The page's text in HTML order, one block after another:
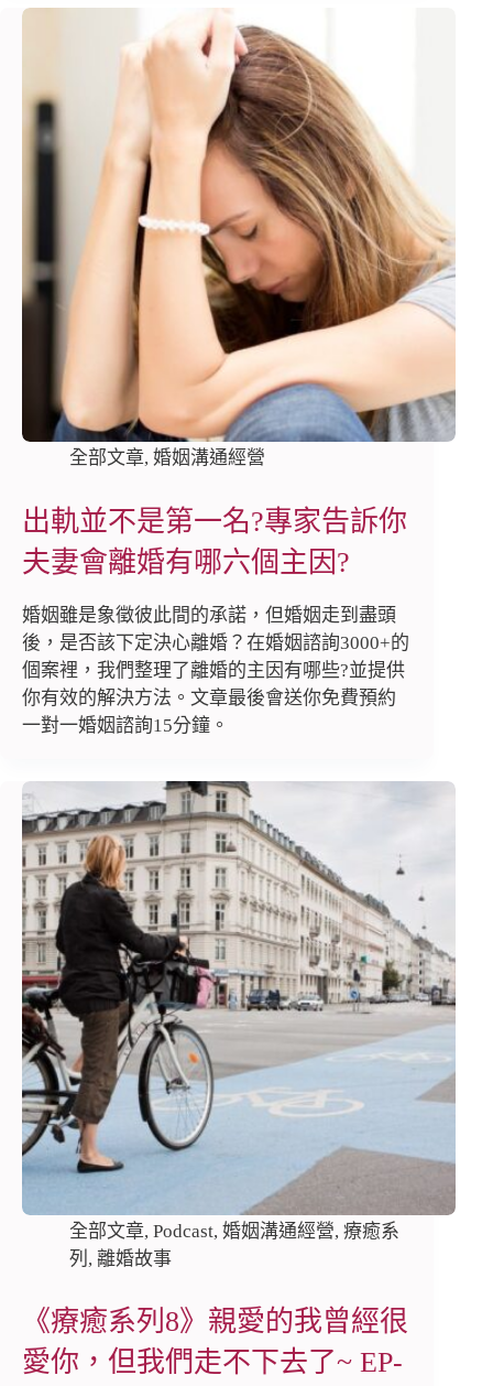
全部文章, 婚姻溝通經營
出軌並不是第一名?專家告訴你
夫妻會離婚有哪六個主因?
婚姻雖是象徵彼此間的承諾，但婚姻走到盡頭
後，是否該下定決心離婚？在婚姻諮詢3000+的
個案裡，我們整理了離婚的主因有哪些?並提供
你有效的解決方法。文章最後會送你免費預約
一對一婚姻諮詢15分鐘。
全部文章, Podcast, 婚姻溝通經營, 療癒系
列 , 離婚故事
《療癒系列8》親愛的我曾經很
愛你，但我們走不下去了~ EP-